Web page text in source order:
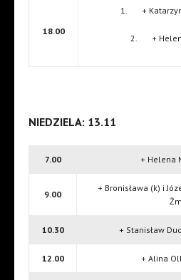
18.00
1. +
2. +
NIEDZIELA: 13.11
7.00 + Helena
9.00
+ Bronisława (k) i
10.30 + Stanisław
12.00 + Alina